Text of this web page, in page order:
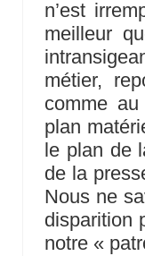
n’est
meilleur
métier,
comme
plan
le plan de
de la
Nous ne
disparition
notre «